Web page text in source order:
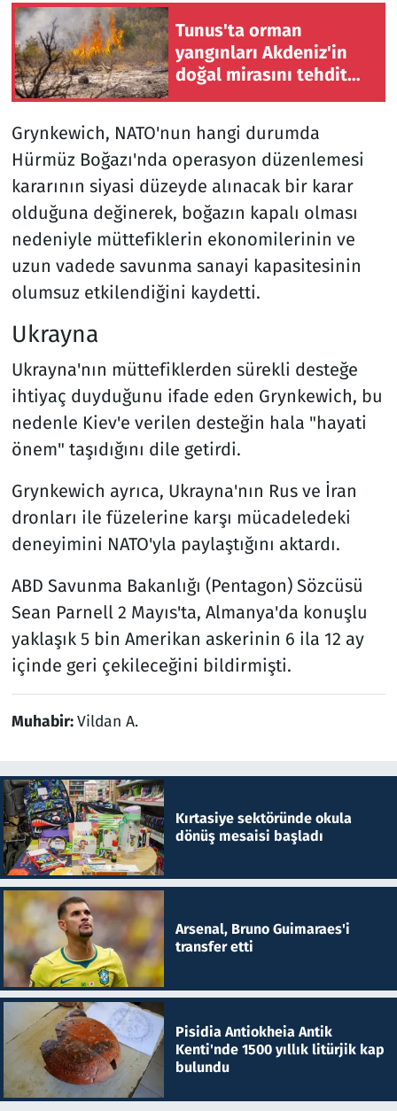
Tunus'ta orman
yangınları Akdeniz'in
doğal mirasını tehdit
Grynkewich, NATO'nun hangi durumda
Hürmüz Boğazı'nda operasyon düzenlemesi
kararının siyasi düzeyde alınacak bir karar
olduğuna değinerek, boğazın kapalı olması
nedeniyle müttefiklerin ekonomilerinin ve
uzun vadede savunma sanayi kapasitesinin
olumsuz etkilendiğini kaydetti.
Ukrayna
Ukrayna'nın müttefiklerden sürekli desteğe
ihtiyaç duyduğunu ifade eden Grynkewich, bu
nedenle Kiev'e verilen desteğin hala "hayati
önem" taşıdığını dile getirdi.
Grynkewich ayrıca, Ukrayna'nın Rus ve İran
dronları ile füzelerine karşı mücadeledeki
deneyimini NATO'yla paylaştığını aktardı.
ABD Savunma Bakanlığı (Pentagon) Sözcüsü
Sean Parnell 2 Mayıs'ta, Almanya'da konuşlu
yaklaşık 5 bin Amerikan askerinin 6 ila 12 ay
içinde geri çekileceğini bildirmişti.
Muhabir:Vildan A.
Kırtasiye sektöründe okula
dönüş mesaisi başladı
Arsenal, Bruno Guimaraes'i
transfer etti
Pisidia Antiokheia Antik
Kenti'nde 1500 yıllık litürjik kap
bulundu